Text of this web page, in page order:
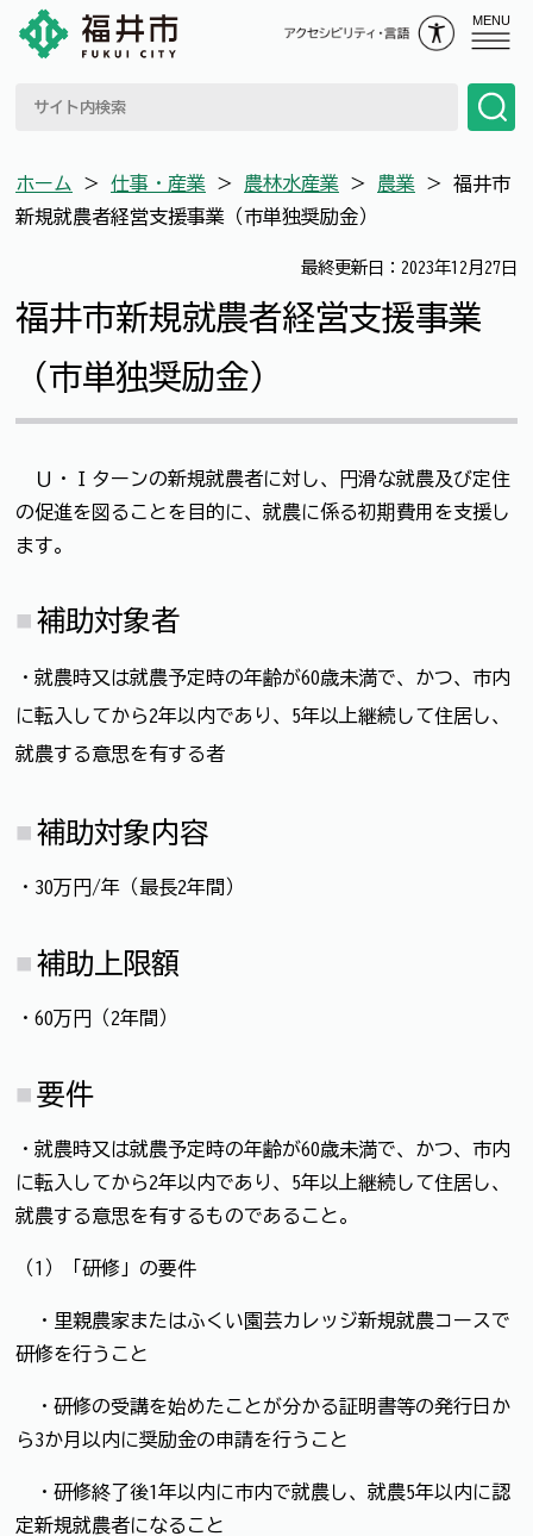
MENU
ホーム ＞ 仕事・産業 ＞ 農林水産業 ＞ 農業 ＞ 福井市
新規就農者経営支援事業（市単独奨励金）
最終更新日：2023年12月27日
福井市新規就農者経営支援事業
（市単独奨励金）
Ｕ・Ｉターンの新規就農者に対し、円滑な就農及び定住
の促進を図ることを目的に、就農に係る初期費用を支援し
ます。
補助対象者
・就農時又は就農予定時の年齢が60歳未満で、かつ、市内
に転入してから2年以内であり、5年以上継続して住居し、
就農する意思を有する者
補助対象内容
・30万円/年（最長2年間）
補助上限額
・60万円（2年間）
要件
・就農時又は就農予定時の年齢が60歳未満で、かつ、市内
に転入してから2年以内であり、5年以上継続して住居し、
就農する意思を有するものであること。
（1）「研修」の要件
・里親農家またはふくい園芸カレッジ新規就農コースで
研修を行うこと
・研修の受講を始めたことが分かる証明書等の発行日か
ら3か月以内に奨励金の申請を行うこと
・研修終了後1年以内に市内で就農し、就農5年以内に認
定新規就農者になること